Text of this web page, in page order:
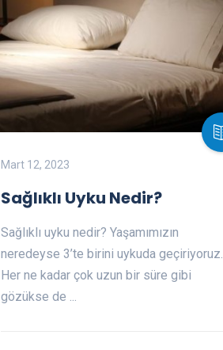
Mart 12, 2023
Sağlıklı Uyku Nedir?
Sağlıklı uyku nedir? Yaşamımızın
neredeyse 3’te birini uykuda geçiriyoruz.
Her ne kadar çok uzun bir süre gibi
gözükse de ...